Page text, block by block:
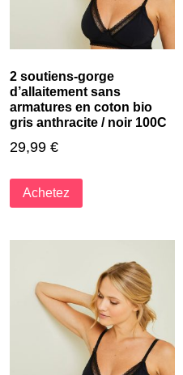
2 soutiens-gorge
d’allaitement sans
armatures en coton bio
gris anthracite / noir 100C
29,99 €
Achetez